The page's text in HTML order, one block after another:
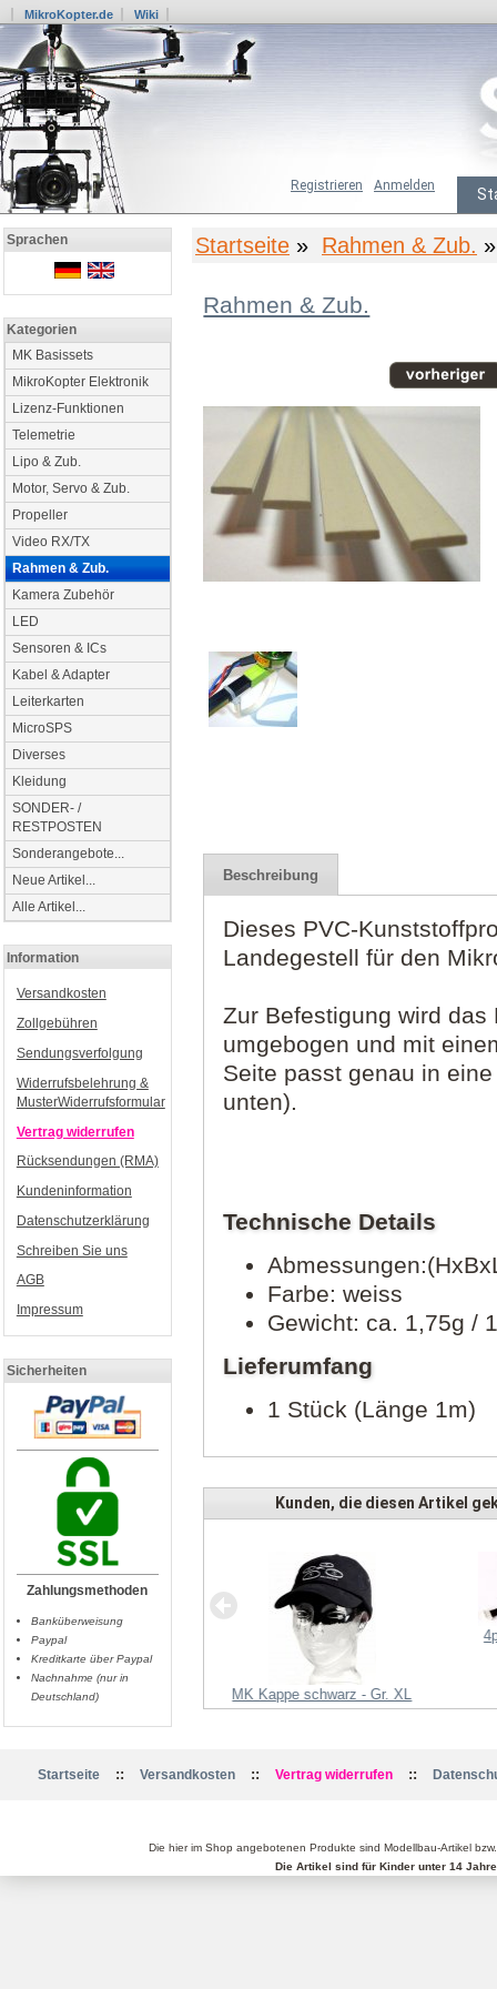
MikroKopter.de Wiki
Anmelden
Registrieren
Sprachen
Kategorien
MK Basissets
MikroKopter Elektronik
Lizenz-Funktionen
Telemetrie
Lipo & Zub.
Motor, Servo & Zub.
Propeller
Video RX/TX
Rahmen & Zub.
Kamera Zubehör
LED
Sensoren & ICs
Kabel & Adapter
Leiterkarten
MicroSPS
Diverses
Kleidung
SONDER- /
RESTPOSTEN
Sonderangebote...
Neue Artikel...
Alle Artikel...
Information
Versandkosten
Zollgebühren
Sendungsverfolgung
Widerrufsbelehrung &
MusterWiderrufsformular
Vertrag widerrufen
Rücksendungen (RMA)
Kundeninformation
Datenschutzerklärung
Schreiben Sie uns
AGB
Impressum
Sicherheiten
Zahlungsmethoden
Banküberweisung
Paypal
Kreditkarte über Paypal
Nachnahme (nur in
Deutschland)
Startseite » Rahmen & Zub.
Rahmen & Zub.
Beschreibung
Dieses PVC-
Landegestell für den
Zur Befestigung wird
umgebogen und mit
Seite passt genau in
unten).
Technische Details
Farbe: weiss
Gewicht: ca. 1,75g /
Lieferumfang
1 Stück (Länge 1m)
Kunden, die diesen Artikel
Kappe schwarz - Gr. L MK Kappe schwarz - Gr. XL
Startseite :: Versandkosten :: Vertrag widerrufen ::
Die hier im Shop angebotenen Produkte sind Modellbau-Artikel
Die Artikel sind für Kinder unter 14